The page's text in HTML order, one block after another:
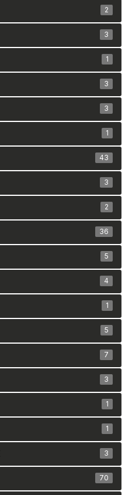
2
3
1
3
3
1
43
3
2
36
5
4
1
5
7
3
1
1
3
70